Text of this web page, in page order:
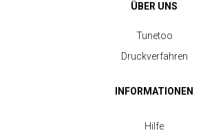
ÜBER UNS
Tunetoo
Druckverfahren
INFORMATIONEN
Hilfe